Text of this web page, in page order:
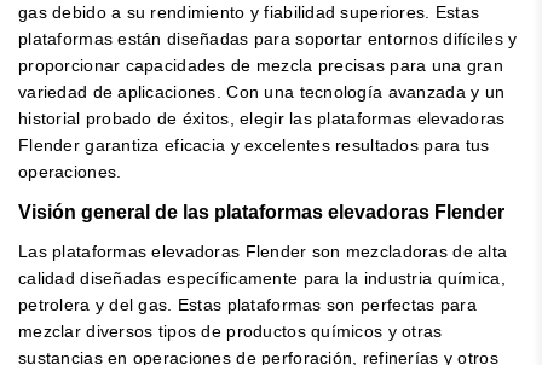
gas debido a su rendimiento y fiabilidad superiores. Estas
plataformas están diseñadas para soportar entornos difíciles y
proporcionar capacidades de mezcla precisas para una gran
variedad de aplicaciones. Con una tecnología avanzada y un
historial probado de éxitos, elegir las plataformas elevadoras
Flender garantiza eficacia y excelentes resultados para tus
operaciones.
Visión general de las plataformas elevadoras Flender
Las plataformas elevadoras Flender son mezcladoras de alta
calidad diseñadas específicamente para la industria química,
petrolera y del gas. Estas plataformas son perfectas para
mezclar diversos tipos de productos químicos y otras
sustancias en operaciones de perforación, refinerías y otros